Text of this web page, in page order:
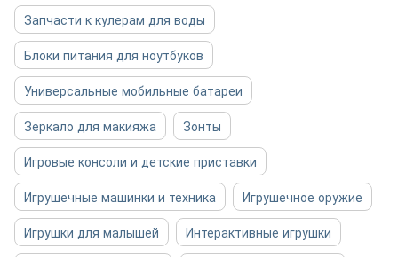
Запчасти к кулерам для воды
Блоки питания для ноутбуков
Универсальные мобильные батареи
Зеркало для макияжа
Зонты
Игровые консоли и детские приставки
Игрушечные машинки и техника
Игрушечное оружие
Игрушки для малышей
Интерактивные игрушки